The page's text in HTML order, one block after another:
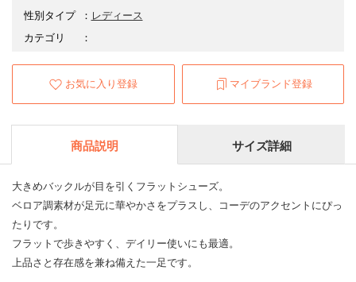
性別タイプ
： レディース
カテゴリ
：
お気に入り登録 マイブランド登録
商品説明 サイズ詳細
大きめバックルが目を引くフラットシューズ。
ベロア調素材が足元に華やかさをプラスし、コーデのアクセントにぴっ
たりです。
フラットで歩きやすく、デイリー使いにも最適。
上品さと存在感を兼ね備えた一足です。